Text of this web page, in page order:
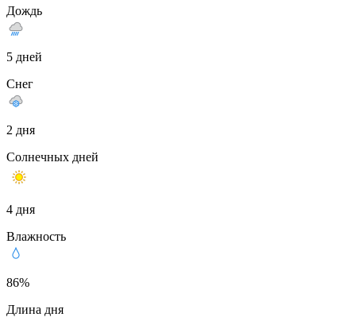
Дождь
5 дней
Снег
2 дня
Солнечных дней
4 дня
Влажность
86%
Длина дня